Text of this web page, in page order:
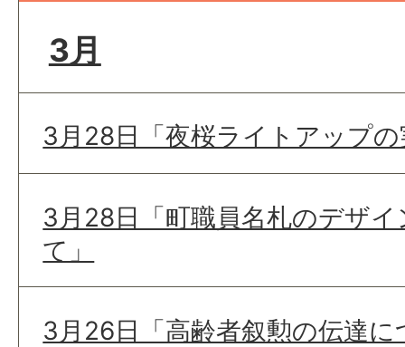
3月
3月28日「夜桜ライトアップ
3月28日「町職員名札のデザ
て」
3月26日「高齢者叙勲の伝達に